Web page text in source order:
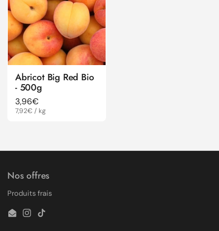
Abricot Big Red Bio
- 500g
Prix régulier
3,96€
Prix à l'unité
7,92€ / kg
Nos offres
Produits frais
EmailInstagram
TikTok